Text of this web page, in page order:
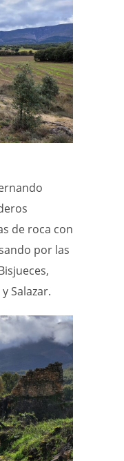
de roca con
por las
Salazar.